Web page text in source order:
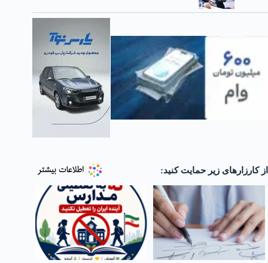
از کارزارهای زیر حمایت کنید: